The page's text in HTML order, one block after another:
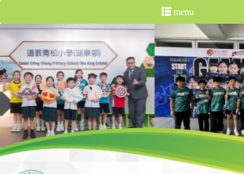
menu